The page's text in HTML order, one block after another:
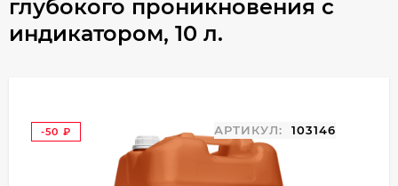
глубокого проникновения с
индикатором, 10 л.
-50
АРТИКУЛ: 103146